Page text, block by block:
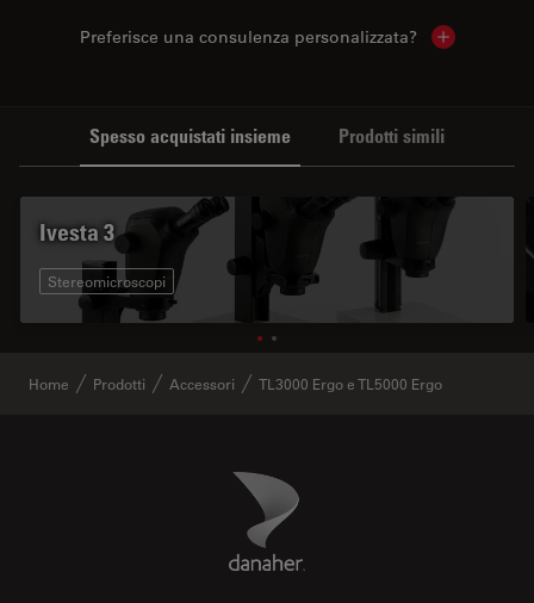
Preferisce una consulenza personalizzata? Show local
Spesso acquistati insieme Prodotti simili
Ivesta 3
Stereomicroscopi
Home Prodotti Accessori TL3000 Ergo e TL5000 Ergo
Danaher Logo